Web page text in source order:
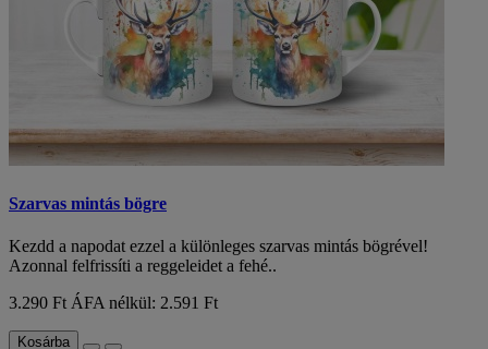
Szarvas mintás bögre
Kezdd a napodat ezzel a különleges szarvas mintás bögrével!
Azonnal felfrissíti a reggeleidet a fehé..
3.290 Ft ÁFA nélkül: 2.591 Ft
Kosárba